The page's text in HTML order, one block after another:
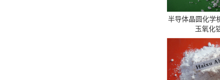
半导体晶圆化学
玉氧化